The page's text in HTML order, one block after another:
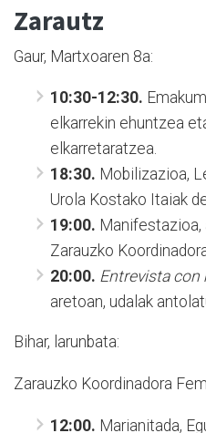
Zarautz
Gaur, Martxoaren 8a:
10:30-12:30.
elkarrekin ehuntzea
elkarretaratzea.
18:30. Mobilizazioa,
Urola Kostako Itaiak
19:00.
Zarauzko
20:00. Entrevista con
aretoan, udalak
Bihar, larunbata:
Zarauzko Koordinadora
12:00. Marianitada,